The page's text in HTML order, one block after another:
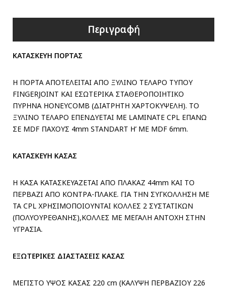
Περιγραφή
ΚΑΤΑΣΚΕΥΗ ΠΟΡΤΑΣ
Η ΠΟΡΤΑ ΑΠΟΤΕΛΕΙΤΑΙ ΑΠΟ ΞΥΛΙΝΟ ΤΕΛΑΡΟ ΤΥΠΟΥ
FINGERJOINT ΚΑΙ ΕΣΩΤΕΡΙΚΑ ΣΤΑΘΕΡΟΠΟΙΗΤΙΚΟ
ΠΥΡΗΝΑ HONEYCOMB (ΔΙΑΤΡΗΤΗ ΧΑΡΤΟΚΥΨΕΛΗ). ΤΟ
ΞΥΛΙΝΟ ΤΕΛΑΡΟ ΕΠΕΝΔΥΕΤΑΙ ΜΕ LAMINATE CPL ΕΠΑΝΩ
ΣΕ MDF ΠΑΧΟΥΣ 4mm STANDART H’ ME MDF 6mm.
ΚΑΤΑΣΚΕΥΗ ΚΑΣΑΣ
Η ΚΑΣΑ ΚΑΤΑΣΚΕΥΑΖΕΤΑΙ ΑΠΟ ΠΛΑΚΑΖ 44mm ΚΑΙ ΤΟ
ΠΕΡΒΑΖΙ ΑΠΟ ΚΟΝΤΡΑ-ΠΛΑΚΕ. ΓΙΑ ΤΗΝ ΣΥΓΚΟΛΛΗΣΗ ΜΕ
ΤΑ CPL ΧΡΗΣΙΜΟΠΟΙΟΥΝΤΑΙ ΚΟΛΛΕΣ 2 ΣΥΣΤΑΤΙΚΩΝ
(ΠΟΛΥΟΥΡΕΘΑΝΗΣ),ΚΟΛΛΕΣ ΜΕ ΜΕΓΑΛΗ ΑΝΤΟΧΗ ΣΤΗΝ
ΥΓΡΑΣΙΑ.
ΕΞΩΤΕΡΙΚΕΣ ΔΙΑΣΤΑΣΕΙΣ ΚΑΣΑΣ
ΜΕΓΙΣΤΟ ΥΨΟΣ ΚΑΣΑΣ 220 cm (ΚΑΛΥΨΗ ΠΕΡΒΑΖΙΟΥ 226